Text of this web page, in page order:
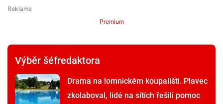
Premium
Výběr šéfredaktora
Drama na lomnickém koupališti. Plavec
zkolaboval, lidé na sítích řešili pomoc